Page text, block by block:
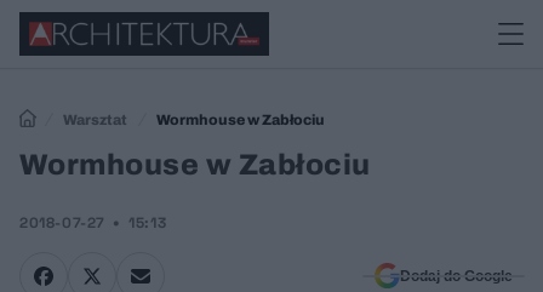
Warsztat Wormhouse w Zabłociu
Wormhouse w Zabłociu
2018-07-27 15:13
Dodaj do Google